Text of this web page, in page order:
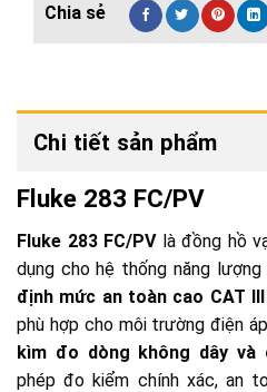
Chi tiết sản phẩm
Fluke 283 FC/PV
Fluke 283 FC/PVlà đồng hồ
dụng cho hệ thống năng
định mức an toàn cao CAT
phù hợp cho môi trường điện
kìm đo dòng không dây và
phép đo kiểm chính xác, an